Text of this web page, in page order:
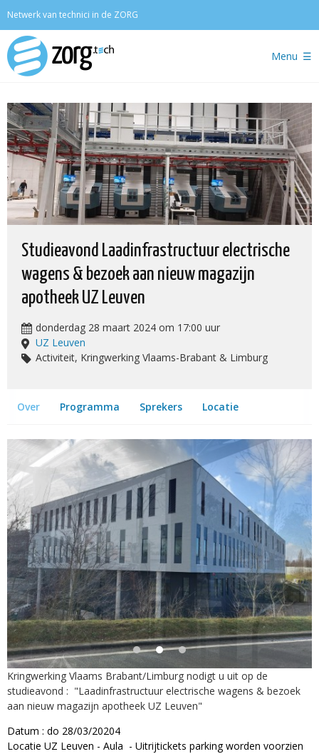
Netwerk van technici in de ZORG
Menu
Studieavond Laadinfrastructuur electrische
wagens & bezoek aan nieuw magazijn
apotheek UZ Leuven
donderdag 28 maart 2024 om 17:00 uur
UZ Leuven
Activiteit, Kringwerking Vlaams-Brabant & Limburg
Over Programma Sprekers Locatie
Kringwerking Vlaams Brabant/Limburg nodigt u uit op de
studieavond : "Laadinfrastructuur electrische wagens & bezoek
aan nieuw magazijn apotheek UZ Leuven"
Datum : do 28/03/20204
Locatie UZ Leuven - Aula - Uitrijtickets parking worden voorzien